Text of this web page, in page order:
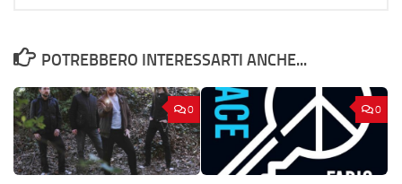
POTREBBERO INTERESSARTI ANCHE...
0 0